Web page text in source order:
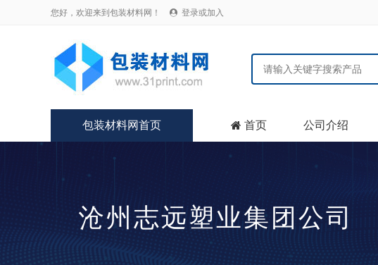
您好，欢迎来到包装材料网！  登录或加入
包装材料网首页  首页 公司介绍
沧州志远塑业集团公司